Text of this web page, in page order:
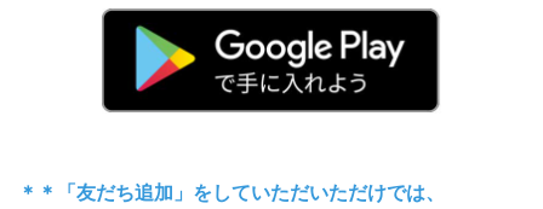
＊＊「友だち追加」をしていただいただけでは、